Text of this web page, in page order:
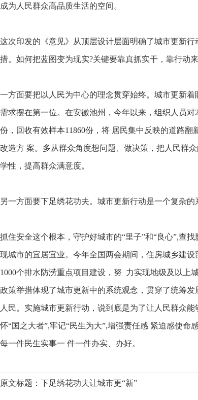
成为人民群众高品质生活的空间。
这次印发的《意见》从顶层设计层面明确了城市更新
措。如何把蓝图变为现实?关键要靠真抓实干，靠行动来
一方面要把以人民为中心的理念贯穿始终。城市更新
需求摆在第一位。在安徽池州，今年以来，组织人员
份，回收有效样本11860份，将 居民集中反映的道路
改造方 案。多从群众角度想问题、做决策，把人民群
学性，提高群众满意度。
另一方面要下足绣花功夫。城市更新行动是一个复杂的
抓住安全这个根本，守护好城市的“里子”和“良心”,查
现城市的宜居宜业。今年全国两会期间，住房城乡建
1000个排水防涝重点项目建设，努 力实现地级及以上
政策举措体现了城市更新中的系统观念，贯穿了统筹
人民。实施城市更新行动，说到底是为了让人民群众
怀“国之大者”,牢记“民生为大”,增强责任感 紧迫感使
每一件民生实事一 件一件办实、办好。
原文标题：下足绣花功夫让城市更“新”